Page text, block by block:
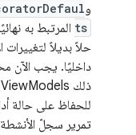
و
ts المرتبط به
حلاً بديلاً لتغييرات
داخليًا. يجب الآن
للحفاظ على حالة